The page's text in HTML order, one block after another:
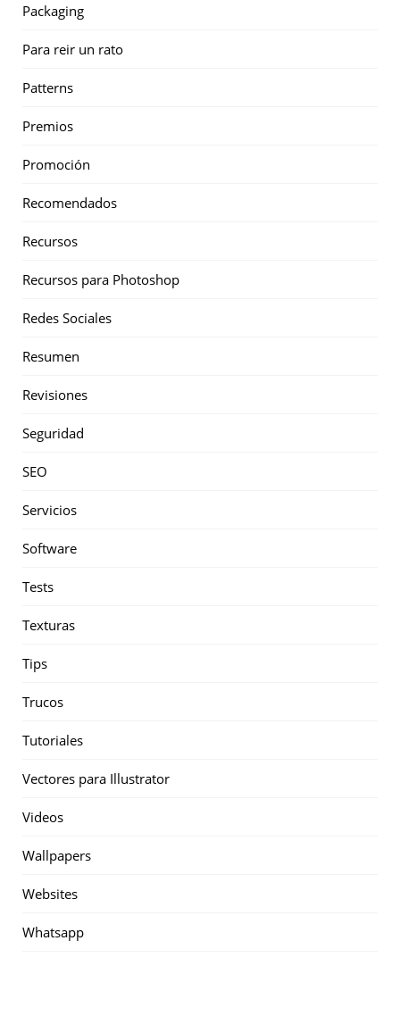
Packaging
Para reir un rato
Patterns
Premios
Promoción
Recomendados
Recursos
Recursos para Photoshop
Redes Sociales
Resumen
Revisiones
Seguridad
SEO
Servicios
Software
Tests
Texturas
Tips
Trucos
Tutoriales
Vectores para Illustrator
Videos
Wallpapers
Websites
Whatsapp